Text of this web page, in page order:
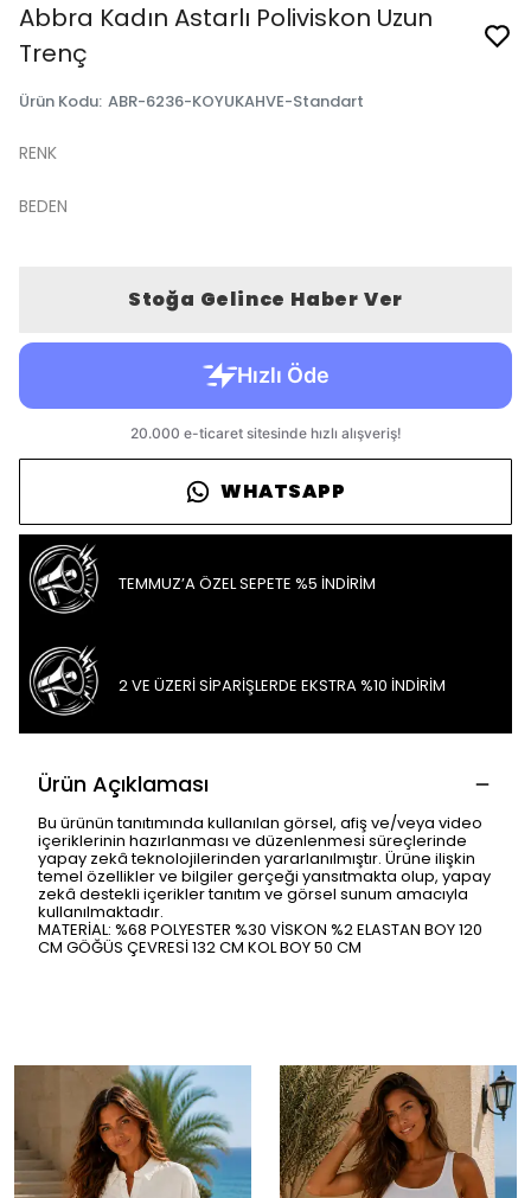
Abbra Kadın Astarlı Poliviskon Uzun
Trenç
Ürün Kodu: ABR-6236-KOYUKAHVE-Standart
RENK
BEDEN
Stoğa Gelince Haber Ver
WHATSAPP
TEMMUZ’A ÖZEL SEPETE %5 İNDİRİM
2 VE ÜZERİ SİPARİŞLERDE EKSTRA %10 İNDİRİM
Ürün Açıklaması
Bu ürünün tanıtımında kullanılan görsel, afiş ve/veya video
içeriklerinin hazırlanması ve düzenlenmesi süreçlerinde
yapay zekâ teknolojilerinden yararlanılmıştır. Ürüne ilişkin
temel özellikler ve bilgiler gerçeği yansıtmakta olup, yapay
zekâ destekli içerikler tanıtım ve görsel sunum amacıyla
kullanılmaktadır.
MATERİAL: %68 POLYESTER %30 VİSKON %2 ELASTAN BOY 120
CM GÖĞÜS ÇEVRESİ 132 CM KOL BOY 50 CM